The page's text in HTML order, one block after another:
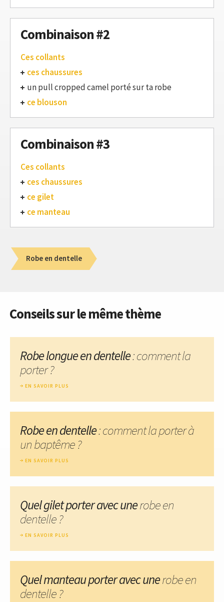
Combinaison #2
Ces collants
ces chaussures
un pull cropped camel porté sur ta robe
ce blouson
Combinaison #3
Ces collants
ces chaussures
ce gilet
ce manteau
Robe en dentelle
Conseils sur le même thème
Robe longue en dentelle: comment la
porter ?
EN SAVOIR PLUS
Robe en dentelle: comment la porter à
un baptême ?
EN SAVOIR PLUS
Quel gilet porter avec unerobe en
dentelle ?
EN SAVOIR PLUS
Quel manteau porter avec unerobe en
dentelle ?